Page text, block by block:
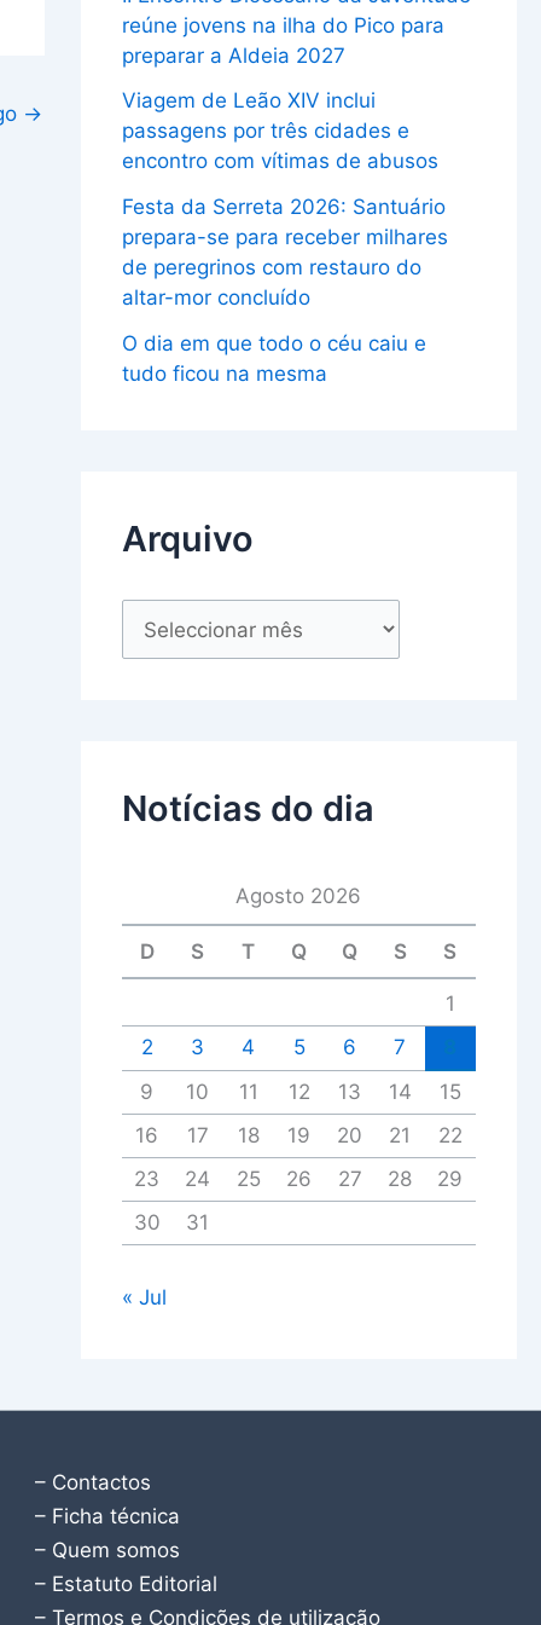
→
reúne jovens na ilha do Pico para
preparar a Aldeia 2027
Viagem de Leão XIV inclui
passagens por três cidades e
encontro com vítimas de abusos
Festa da Serreta 2026: Santuário
prepara-se para receber milhares
de peregrinos com restauro do
altar-mor concluído
O dia em que todo o céu caiu e
tudo ficou na mesma
Arquivo
Notícias do dia
Agosto 2026
D S T Q Q S S
1
2
3 4 5 6 7
9
10 11 12 13 14
15
16
17 18 19 20 21
22
23
24 25 26 27 28
29
30
31
« Jul
– Contactos
– Ficha técnica
– Quem somos
– Estatuto Editorial
– Termos e Condições de utilização